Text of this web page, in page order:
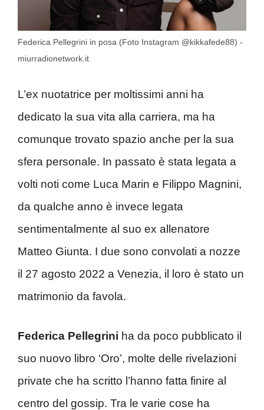
Federica Pellegrini in posa (Foto Instagram @kikkafede88) -
miurradionetwork.it
L’ex nuotatrice per moltissimi anni ha
dedicato la sua vita alla carriera, ma ha
comunque trovato spazio anche per la sua
sfera personale. In passato è stata legata a
volti noti come Luca Marin e Filippo Magnini,
da qualche anno è invece legata
sentimentalmente al suo ex allenatore
Matteo Giunta. I due sono convolati a nozze
il 27 agosto 2022 a Venezia, il loro è stato un
matrimonio da favola.
Federica Pellegrini ha da poco pubblicato il
suo nuovo libro ‘Oro’, molte delle rivelazioni
private che ha scritto l’hanno fatta finire al
centro del gossip. Tra le varie cose ha